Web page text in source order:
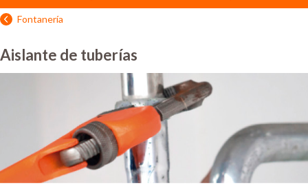
Fontanería
Aislante de tuberías